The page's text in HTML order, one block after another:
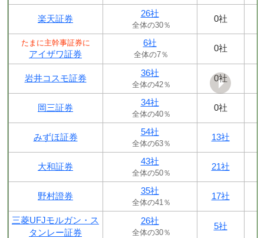
楽天証券
26社
全体の30％
0社
たまに主幹事証券に
アイザワ証券
6社
全体の7％
0社
岩井コスモ証券
36社
全体の42％
0社
岡三証券
34社
全体の40％
0社
みずほ証券
54社
全体の63％
13社
大和証券
43社
全体の50％
21社
野村證券
35社
全体の41％
17社
三菱UFJモルガン・ス
タンレー証券
26社
全体の30％
5社